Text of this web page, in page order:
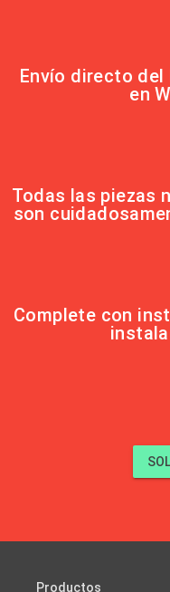
Envío directo
en
Todas las piezas
son
Complete con
Productos